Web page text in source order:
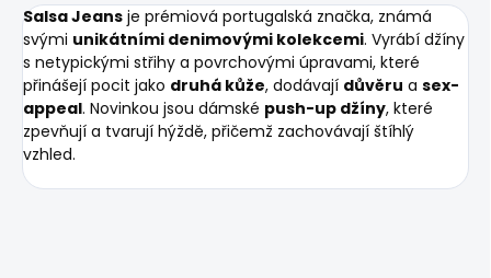
Salsa Jeans je prémiová portugalská značka, známá
svými unikátními denimovými kolekcemi. Vyrábí džíny
s netypickými střihy a povrchovými úpravami, které
přinášejí pocit jako druhá kůže, dodávají důvěru a sex-
appeal. Novinkou jsou dámské push-up džíny, které
zpevňují a tvarují hýždě, přičemž zachovávají štíhlý
vzhled.